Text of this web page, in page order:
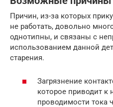
Причин, из-за которых
не работать, довольно
однотипны, и связаны с
использованием данной
старения.
Загрязнение
которое приводит к
проводимости тока